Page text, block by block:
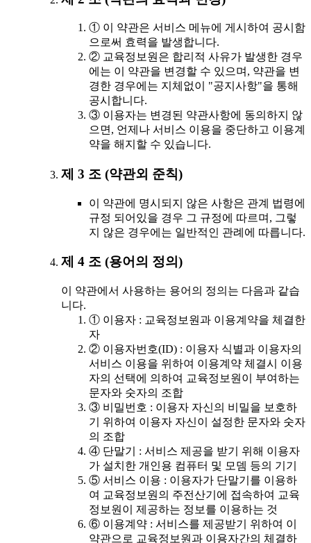
① 이 약관은 서비스 메뉴에 게시하여 공시함
으로써 효력을 발생합니다.
② 교육정보원은 합리적 사유가 발생한 경우
에는 이 약관을 변경할 수 있으며, 약관을 변
경한 경우에는 지체없이 "공지사항"을 통해
공시합니다.
③ 이용자는 변경된 약관사항에 동의하지 않
으면, 언제나 서비스 이용을 중단하고 이용계
약을 해지할 수 있습니다.
제 3 조 (약관외 준칙)
이 약관에 명시되지 않은 사항은 관계 법령에
규정 되어있을 경우 그 규정에 따르며, 그렇
지 않은 경우에는 일반적인 관례에 따릅니다.
제 4 조 (용어의 정의)
이 약관에서 사용하는 용어의 정의는 다음과 같습
니다.
① 이용자 : 교육정보원과 이용계약을 체결한
자
② 이용자번호(ID) : 이용자 식별과 이용자의
서비스 이용을 위하여 이용계약 체결시 이용
자의 선택에 의하여 교육정보원이 부여하는
문자와 숫자의 조합
③ 비밀번호 : 이용자 자신의 비밀을 보호하
기 위하여 이용자 자신이 설정한 문자와 숫자
의 조합
④ 단말기 : 서비스 제공을 받기 위해 이용자
가 설치한 개인용 컴퓨터 및 모뎀 등의 기기
⑤ 서비스 이용 : 이용자가 단말기를 이용하
여 교육정보원의 주전산기에 접속하여 교육
정보원이 제공하는 정보를 이용하는 것
⑥ 이용계약 : 서비스를 제공받기 위하여 이
약관으로 교육정보원과 이용자간의 체결하